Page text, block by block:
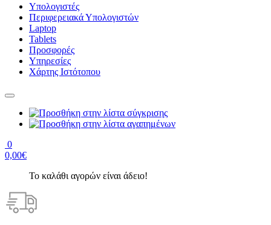
Υπολογιστές
Περιφερειακά Υπολογιστών
Laptop
Tablets
Προσφορές
Υπηρεσίες
Χάρτης Ιστότοπου
0
0,00€
Το καλάθι αγορών είναι άδειο!